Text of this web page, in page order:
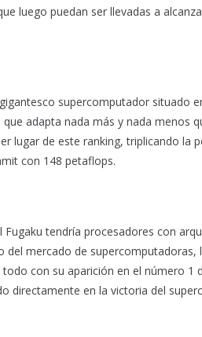
luego puedan ser llevadas a
supercomputador situado
adapta nada más y nada menos
lugar de este ranking, triplicando la
con 148 petaflops.
tendría procesadores con
mercado de supercomputadoras,
con su aparición en el número 1
directamente en la victoria del